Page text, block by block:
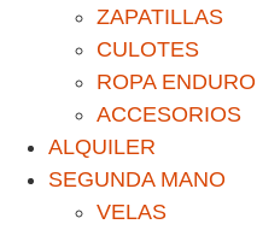
ZAPATILLAS
CULOTES
ROPA ENDURO
ACCESORIOS
ALQUILER
SEGUNDA MANO
VELAS